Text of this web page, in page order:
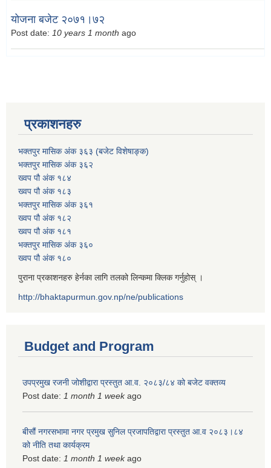
योजना बजेट २०७१।७२
Post date: 10 years 1 month ago
प्रकाशनहरु
भक्तपुर मासिक अंक ३६३ (बजेट विशेषाङ्क)
भक्तपुर मासिक अंक ३६२
ख्वप पौ अंक १८४
ख्वप पौ अंक १८३
भक्तपुर मासिक अंक ३६१
ख्वप पौ अंक १८२
ख्वप पौ अंक १८१
भक्तपुर मासिक अंक ३६०
ख्वप पौ अंक १८०
पुराना प्रकाशनहरु हेर्नका लागि तलको लिन्कमा क्लिक गर्नुहोस् ।
http://bhaktapurmun.gov.np/ne/publications
Budget and Program
उपप्रमुख रजनी जोशीद्वारा प्रस्तुत आ.व. २०८३/८४ को बजेट वक्तव्य
Post date: 1 month 1 weekago
बीसौं नगरसभामा नगर प्रमुख सुनिल प्रजापतिद्वारा प्रस्तुत आ.व‍ २०८३।८४
को नीति तथा कार्यक्रम
Post date: 1 month 1 weekago